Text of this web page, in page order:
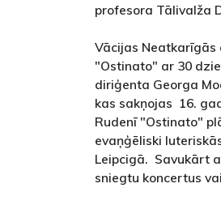
profesora Tālivalža
Vācijas Neatkarīgās
"Ostinato" ar 30
diriģenta Georga
kas sakņojas 16.
Rudenī "Ostinato"
evaņģēliski
Leipcigā. Savukārt
sniegtu koncertus